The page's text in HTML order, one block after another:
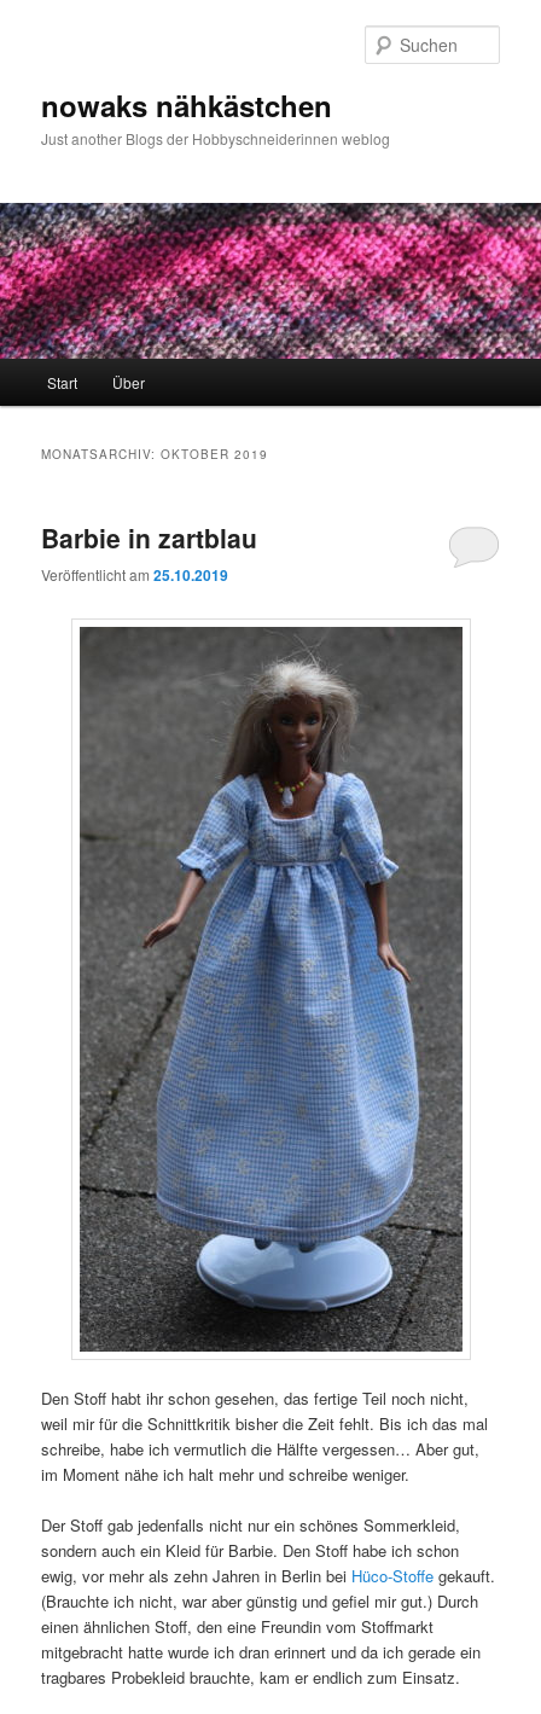
nowaks nähkästchen
Just another Blogs der Hobbyschneiderinnen weblog
Start Über
MONATSARCHIV:OKTOBER 2019
Barbie in zartblau
Veröffentlicht am25.10.2019
Den Stoff habt ihr schon gesehen, das fertige Teil noch nicht,
weil mir für die Schnittkritik bisher die Zeit fehlt. Bis ich das mal
schreibe, habe ich vermutlich die Hälfte vergessen… Aber gut,
im Moment nähe ich halt mehr und schreibe weniger.
Der Stoff gab jedenfalls nicht nur ein schönes Sommerkleid,
sondern auch ein Kleid für Barbie. Den Stoff habe ich schon
ewig, vor mehr als zehn Jahren in Berlin bei Hüco-Stoffegekauft.
(Brauchte ich nicht, war aber günstig und gefiel mir gut.) Durch
einen ähnlichen Stoff, den eine Freundin vom Stoffmarkt
mitgebracht hatte wurde ich dran erinnert und da ich gerade ein
tragbares Probekleid brauchte, kam er endlich zum Einsatz.